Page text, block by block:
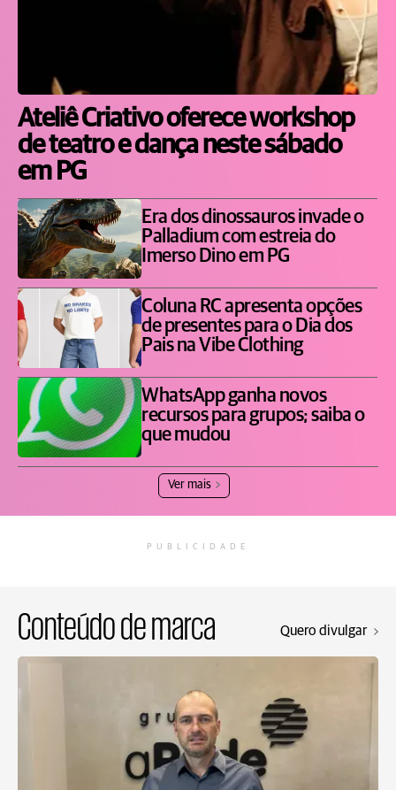
Ateliê Criativo oferece workshop
de teatro e dança neste sábado
em PG
Era dos dinossauros invade o
Palladium com estreia do
Imerso Dino em PG
Coluna RC apresenta opções
de presentes para o Dia dos
Pais na Vibe Clothing
WhatsApp ganha novos
recursos para grupos; saiba o
que mudou
Ver mais
PUBLICIDADE
Conteúdo de marca Quero divulgar